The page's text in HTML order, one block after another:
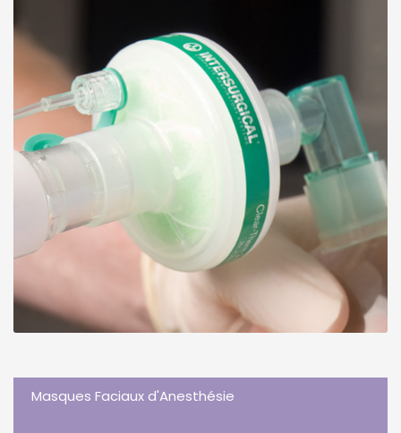
Masques Faciaux d'Anesthésie